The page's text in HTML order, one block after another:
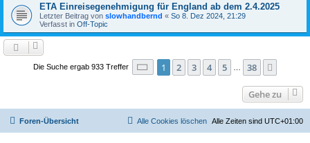
ETA Einreisegenehmigung für England ab dem 2.4.2025
Letzter Beitrag von slowhandbernd « So 8. Dez 2024, 21:29
Verfasst in Off-Topic
Die Suche ergab 933 Treffer Seite 1von 38
1 2 3 4 5 38
Gehe zu
Foren-Übersicht Alle Zeiten sind UTC+01:00
Alle Cookies löschen